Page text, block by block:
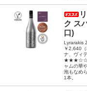
ク ス
口)
Lyrarakis
￥2,640
ナ、ヴィ
★★★☆☆
ャムの華
泡もなめ
1本。